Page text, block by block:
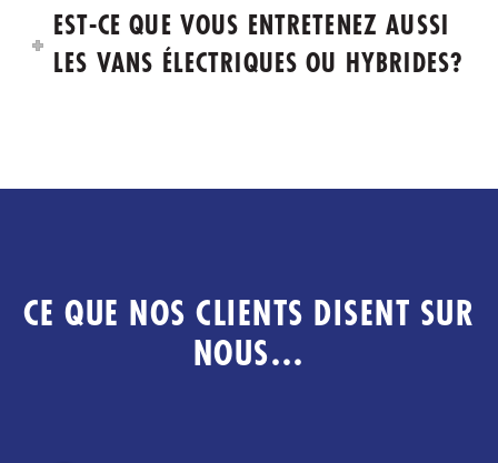
EST-CE QUE VOUS ENTRETENEZ AUSSI
LES VANS ÉLECTRIQUES OU HYBRIDES?
CE QUE NOS CLIENTS DISENT SUR
NOUS…